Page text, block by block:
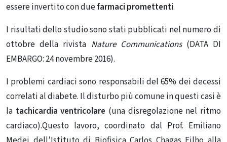
essere invertito con duefarmaci promettenti.
I risultati dello studio sono stati pubblicati nel numero di
ottobre della rivista Nature Communications(DATA DI
EMBARGO: 24 novembre 2016).
I problemi cardiaci sono responsabili del 65% dei decessi
correlati al diabete. Il disturbo più comune in questi casi è
la tachicardia ventricolare (una disregolazione nel ritmo
cardiaco).Questo lavoro, coordinato dal Prof. Emiliano